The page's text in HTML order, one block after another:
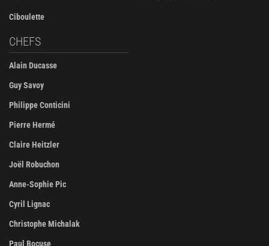
Ciboulette
CHEFS
Alain Ducasse
Guy Savoy
Philippe Conticini
Pierre Hermé
Claire Heitzler
Joël Robuchon
Anne-Sophie Pic
Cyril Lignac
Christophe Michalak
Paul Bocuse